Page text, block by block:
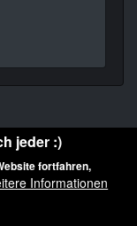
der Film Noir de. Alle
jeder :)
fortfahren,
Informationen